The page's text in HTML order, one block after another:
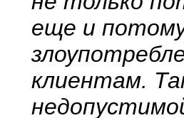
еще и
клиентам.